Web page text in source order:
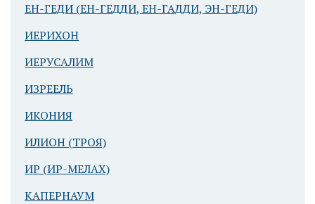
ЕН-ГЕДИ (ЕН-ГЕДДИ, ЕН-ГАДДИ, ЭН-ГЕДИ)
ИЕРИХОН
ИЕРУСАЛИМ
ИЗРЕЕЛЬ
ИКОНИЯ
ИЛИОН (ТРОЯ)
ИР (ИР-МЕЛАХ)
КАПЕРНАУМ